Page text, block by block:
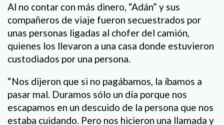
Al no contar con más dinero, “Adán” y sus
compañeros de viaje fueron secuestrados por
unas personas ligadas al chofer del camión,
quienes los llevaron a una casa donde estuvieron
custodiados por una persona.
“Nos dijeron que si no pagábamos, la íbamos a
pasar mal. Duramos sólo un día porque nos
escapamos en un descuido de la persona que nos
estaba cuidando. Pero nos hicieron una llamada y